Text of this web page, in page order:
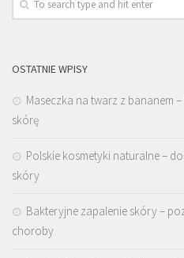
OSTATNIE WPISY
Maseczka na twarz z bananem
skórę
Polskie kosmetyki naturalne –
skóry
Bakteryjne zapalenie skóry –
choroby